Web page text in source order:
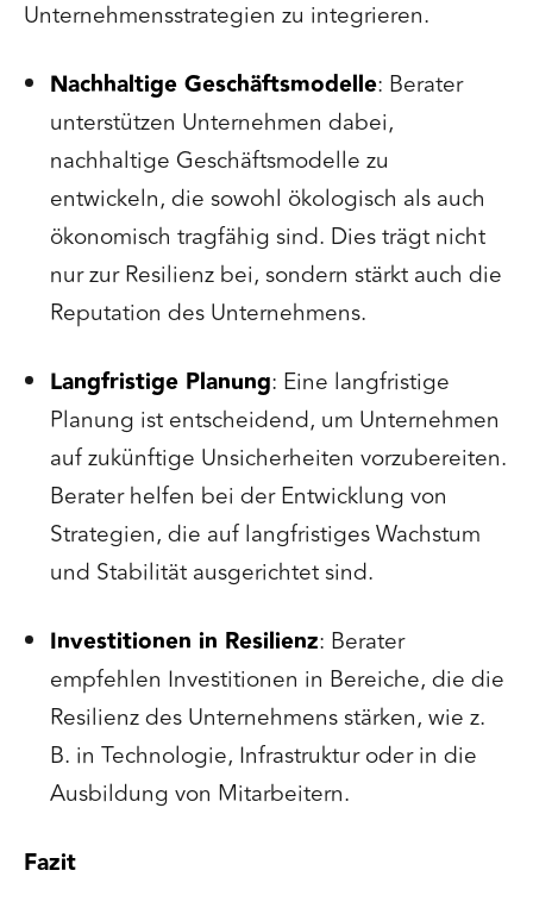
Unternehmensstrategien zu integrieren.
Nachhaltige Geschäftsmodelle: Berater
unterstützen Unternehmen dabei,
nachhaltige Geschäftsmodelle zu
entwickeln, die sowohl ökologisch als auch
ökonomisch tragfähig sind. Dies trägt nicht
nur zur Resilienz bei, sondern stärkt auch die
Reputation des Unternehmens.
Langfristige Planung: Eine langfristige
Planung ist entscheidend, um Unternehmen
auf zukünftige Unsicherheiten vorzubereiten.
Berater helfen bei der Entwicklung von
Strategien, die auf langfristiges Wachstum
und Stabilität ausgerichtet sind.
Investitionen in Resilienz: Berater
empfehlen Investitionen in Bereiche, die die
Resilienz des Unternehmens stärken, wie z.
B. in Technologie, Infrastruktur oder in die
Ausbildung von Mitarbeitern.
Fazit